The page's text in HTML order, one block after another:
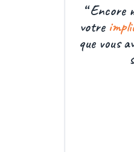
“ Encore
votre
que vous